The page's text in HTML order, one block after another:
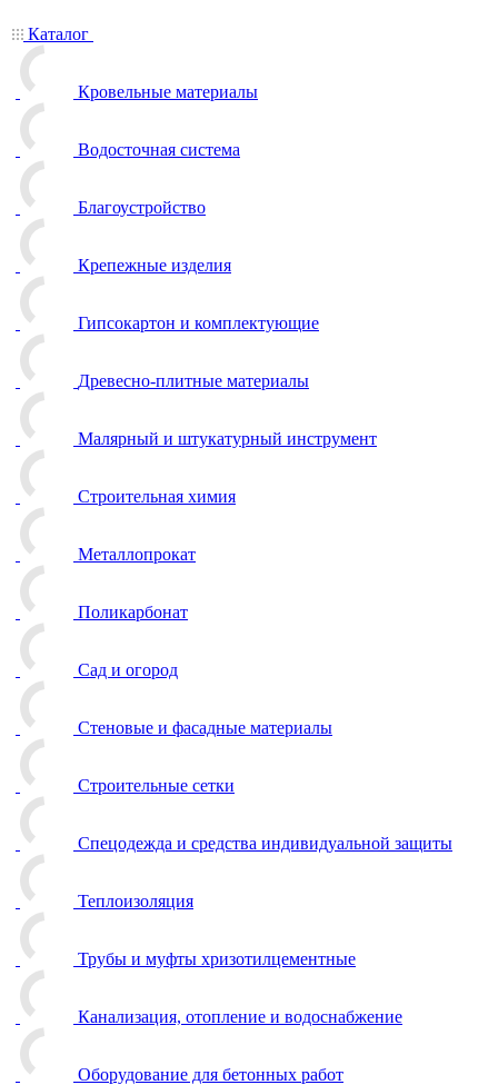
Каталог
Кровельные материалы
Водосточная система
Благоустройство
Крепежные изделия
Гипсокартон и комплектующие
Древесно-плитные материалы
Малярный и штукатурный инструмент
Строительная химия
Металлопрокат
Поликарбонат
Сад и огород
Стеновые и фасадные материалы
Строительные сетки
Спецодежда и средства индивидуальной защиты
Теплоизоляция
Трубы и муфты хризотилцементные
Канализация, отопление и водоснабжение
Оборудование для бетонных работ